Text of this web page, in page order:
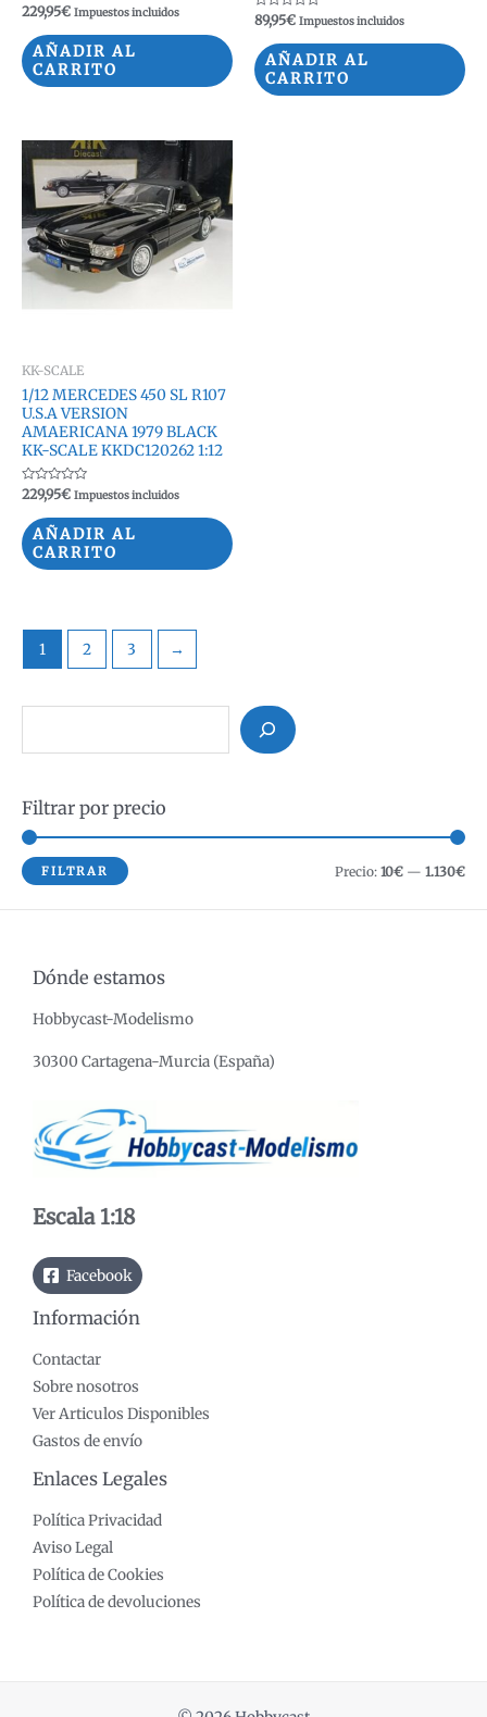
u
c
a
r
Filtrar por precio
PP
FILTRAR Precio: 10€ — 1.130€
Valorado
con
de
5
229,95€ Impuestos incluidos
AÑADIR AL
CARRITO
Valorado
con
de
5
89,95€ Impuestos incluidos
AÑADIR AL
CARRITO
KK-SCALE
1/12 MERCEDES 450 SL R107
U.S.A VERSION
AMAERICANA 1979 BLACK
KK-SCALE KKDC120262 1:12
Valorado
con
de
5
229,95€ Impuestos incluidos
AÑADIR AL
CARRITO
1 2 3 →
Dónde estamos
Hobbycast-Modelismo
30300 Cartagena-Murcia (España)
Escala 1:18
Facebook
Información
Contactar
Sobre nosotros
Ver Articulos Disponibles
Gastos de envío
Enlaces Legales
Política Privacidad
Aviso Legal
Política de Cookies
Política de devoluciones